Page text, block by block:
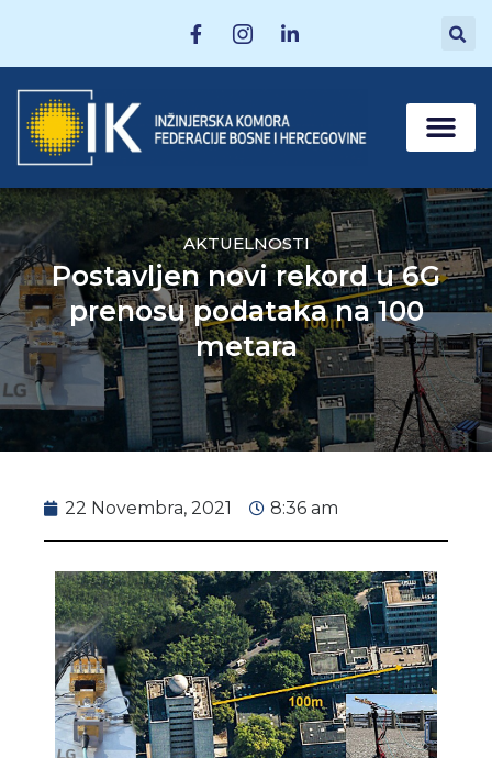
AKTUELNOSTI
Postavljen novi rekord u 6G
prenosu podataka na 100
metara
22 Novembra, 2021 8:36 am